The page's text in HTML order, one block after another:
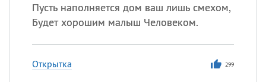
Пусть наполняется дом ваш лишь смехом,
Будет хорошим малыш Человеком.
Открытка 299
ИМЕНА
Все